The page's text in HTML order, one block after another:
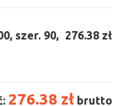
szer. 90, 276.38 zł
276.38 zł brutto